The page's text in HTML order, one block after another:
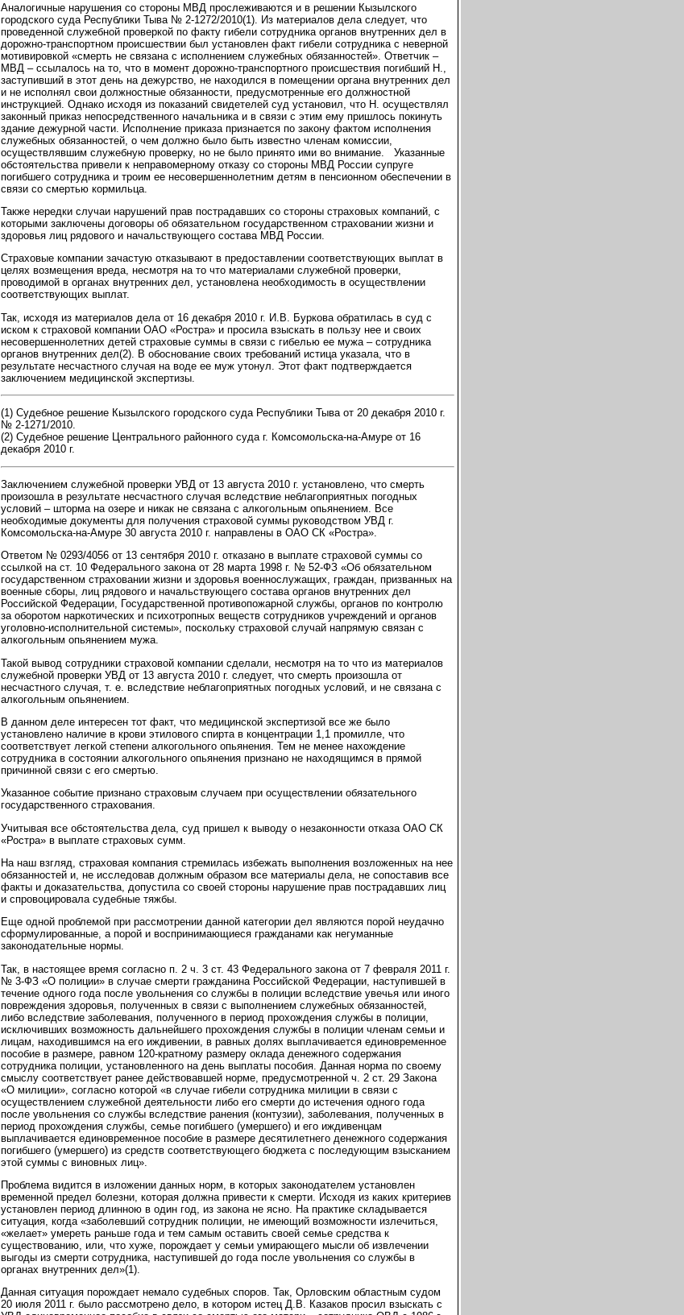
Аналогичные нарушения со стороны МВД прослеживаются и в решении Кызылского
городского суда Республики Тыва № 2-1272/2010(1). Из материалов дела следует, что
проведенной служебной проверкой по факту гибели сотрудника органов внутренних дел в
дорожно-транспортном происшествии был установлен факт гибели сотрудника с неверной
мотивировкой «смерть не связана с исполнением служебных обязанностей». Ответчик –
МВД – ссылалось на то, что в момент дорожно-транспортного происшествия погибший Н.,
заступивший в этот день на дежурство, не находился в помещении органа внутренних дел
и не исполнял свои должностные обязанности, предусмотренные его должностной
инструкцией. Однако исходя из показаний свидетелей суд установил, что Н. осуществлял
законный приказ непосредственного начальника и в связи с этим ему пришлось покинуть
здание дежурной части. Исполнение приказа признается по закону фактом исполнения
служебных обязанностей, о чем должно было быть известно членам комиссии,
осуществлявшим служебную проверку, но не было принято ими во внимание. Указанные
обстоятельства привели к неправомерному отказу со стороны МВД России супруге
погибшего сотрудника и троим ее несовершеннолетним детям в пенсионном обеспечении в
связи со смертью кормильца.
Также нередки случаи нарушений прав пострадавших со стороны страховых компаний, с
которыми заключены договоры об обязательном государственном страховании жизни и
здоровья лиц рядового и начальствующего состава МВД России.
Страховые компании зачастую отказывают в предоставлении соответствующих выплат в
целях возмещения вреда, несмотря на то что материалами служебной проверки,
проводимой в органах внутренних дел, установлена необходимость в осуществлении
соответствующих выплат.
Так, исходя из материалов дела от 16 декабря 2010 г. И.В. Буркова обратилась в суд с
иском к страховой компании ОАО «Ростра» и просила взыскать в пользу нее и своих
несовершеннолетних детей страховые суммы в связи с гибелью ее мужа – сотрудника
органов внутренних дел(2). В обоснование своих требований истица указала, что в
результате несчастного случая на воде ее муж утонул. Этот факт подтверждается
заключением медицинской экспертизы.
(1) Судебное решение Кызылского городского суда Республики Тыва от 20 декабря 2010 г.
№ 2-1271/2010.
(2) Судебное решение Центрального районного суда г. Комсомольска-на-Амуре от 16
декабря 2010 г.
Заключением служебной проверки УВД от 13 августа 2010 г. установлено, что смерть
произошла в результате несчастного случая вследствие неблагоприятных погодных
условий – шторма на озере и никак не связана с алкогольным опьянением. Все
необходимые документы для получения страховой суммы руководством УВД г.
Комсомольска-на-Амуре 30 августа 2010 г. направлены в ОАО СК «Ростра».
Ответом № 0293/4056 от 13 сентября 2010 г. отказано в выплате страховой суммы со
ссылкой на ст. 10 Федерального закона от 28 марта 1998 г. № 52-ФЗ «Об обязательном
государственном страховании жизни и здоровья военнослужащих, граждан, призванных на
военные сборы, лиц рядового и начальствующего состава органов внутренних дел
Российской Федерации, Государственной противопожарной службы, органов по контролю
за оборотом наркотических и психотропных веществ сотрудников учреждений и органов
уголовно-исполнительной системы», поскольку страховой случай напрямую связан с
алкогольным опьянением мужа.
Такой вывод сотрудники страховой компании сделали, несмотря на то что из материалов
служебной проверки УВД от 13 августа 2010 г. следует, что смерть произошла от
несчастного случая, т. е. вследствие неблагоприятных погодных условий, и не связана с
алкогольным опьянением.
В данном деле интересен тот факт, что медицинской экспертизой все же было
установлено наличие в крови этилового спирта в концентрации 1,1 промилле, что
соответствует легкой степени алкогольного опьянения. Тем не менее нахождение
сотрудника в состоянии алкогольного опьянения признано не находящимся в прямой
причинной связи с его смертью.
Указанное событие признано страховым случаем при осуществлении обязательного
государственного страхования.
Учитывая все обстоятельства дела, суд пришел к выводу о незаконности отказа ОАО СК
«Ростра» в выплате страховых сумм.
На наш взгляд, страховая компания стремилась избежать выполнения возложенных на нее
обязанностей и, не исследовав должным образом все материалы дела, не сопоставив все
факты и доказательства, допустила со своей стороны нарушение прав пострадавших лиц
и спровоцировала судебные тяжбы.
Еще одной проблемой при рассмотрении данной категории дел являются порой неудачно
сформулированные, а порой и воспринимающиеся гражданами как негуманные
законодательные нормы.
Так, в настоящее время согласно п. 2 ч. 3 ст. 43 Федерального закона от 7 февраля 2011 г.
№ 3-ФЗ «О полиции» в случае смерти гражданина Российской Федерации, наступившей в
течение одного года после увольнения со службы в полиции вследствие увечья или иного
повреждения здоровья, полученных в связи с выполнением служебных обязанностей,
либо вследствие заболевания, полученного в период прохождения службы в полиции,
исключивших возможность дальнейшего прохождения службы в полиции членам семьи и
лицам, находившимся на его иждивении, в равных долях выплачивается единовременное
пособие в размере, равном 120-кратному размеру оклада денежного содержания
сотрудника полиции, установленного на день выплаты пособия. Данная норма по своему
смыслу соответствует ранее действовавшей норме, предусмотренной ч. 2 ст. 29 Закона
«О милиции», согласно которой «в случае гибели сотрудника милиции в связи с
осуществлением служебной деятельности либо его смерти до истечения одного года
после увольнения со службы вследствие ранения (контузии), заболевания, полученных в
период прохождения службы, семье погибшего (умершего) и его иждивенцам
выплачивается единовременное пособие в размере десятилетнего денежного содержания
погибшего (умершего) из средств соответствующего бюджета с последующим взысканием
этой суммы с виновных лиц».
Проблема видится в изложении данных норм, в которых законодателем установлен
временной предел болезни, которая должна привести к смерти. Исходя из каких критериев
установлен период длинною в один год, из закона не ясно. На практике складывается
ситуация, когда «заболевший сотрудник полиции, не имеющий возможности излечиться,
«желает» умереть раньше года и тем самым оставить своей семье средства к
существованию, или, что хуже, порождает у семьи умирающего мысли об извлечении
выгоды из смерти сотрудника, наступившей до года после увольнения со службы в
органах внутренних дел»(1).
Данная ситуация порождает немало судебных споров. Так, Орловским областным судом
20 июля 2011 г. было рассмотрено дело, в котором истец Д.В. Казаков просил взыскать с